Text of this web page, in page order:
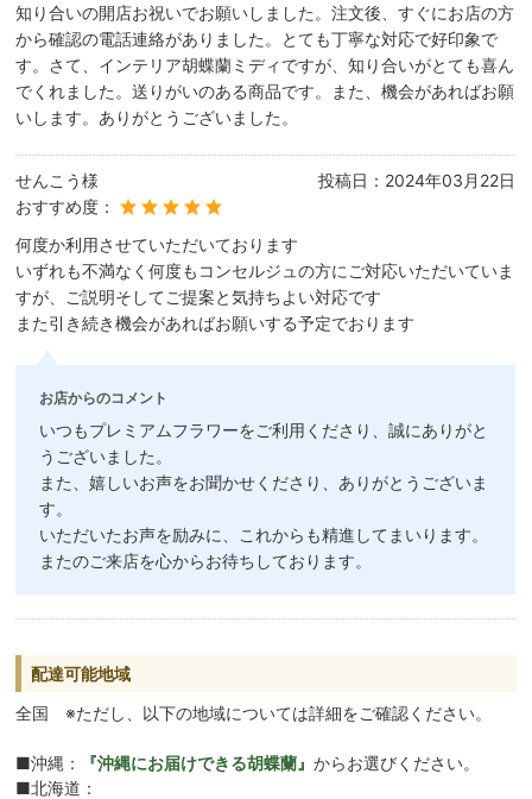
知り合いの開店お祝いでお願いしました。注文後、すぐにお店の方
から確認の電話連絡がありました。とても丁寧な対応で好印象で
す。さて、インテリア胡蝶蘭ミディですが、知り合いがとても喜ん
でくれました。送りがいのある商品です。また、機会があればお願
いします。ありがとうございました。
せんこう様 投稿日： 2024年03月22日
おすすめ度：
何度か利用させていただいております
いずれも不満なく何度もコンセルジュの方にご対応いただいていま
すが、ご説明そしてご提案と気持ちよい対応です
また引き続き機会があればお願いする予定でおります
お店からのコメント
いつもプレミアムフラワーをご利用くださり、誠にありがと
うございました。
また、嬉しいお声をお聞かせくださり、ありがとうございま
す。
いただいたお声を励みに、これからも精進してまいります。
またのご来店を心からお待ちしております。
配達可能地域
全国 ※ただし、以下の地域については詳細をご確認ください。
■沖縄： 『沖縄にお届けできる胡蝶蘭』からお選びください。
■北海道：